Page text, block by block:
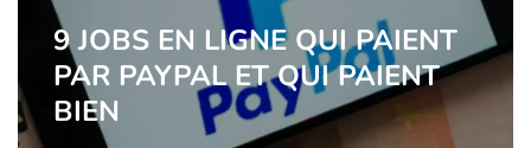
9 JOBS EN LIGNE QUI PAIENT
PAR PAYPAL ET QUI PAIENT
BIEN